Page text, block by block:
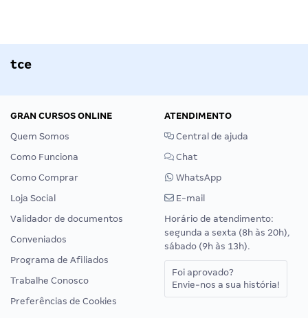
tce
GRAN CURSOS ONLINE
Quem Somos
Como Funciona
Como Comprar
Loja Social
Validador de documentos
Conveniados
Programa de Afiliados
Trabalhe Conosco
Preferências de Cookies
ATENDIMENTO
Central de ajuda
Chat
WhatsApp
E-mail
Horário de atendimento:
segunda a sexta (8h às 20h),
sábado (9h às 13h).
Foi aprovado?
Envie-nos a sua história!